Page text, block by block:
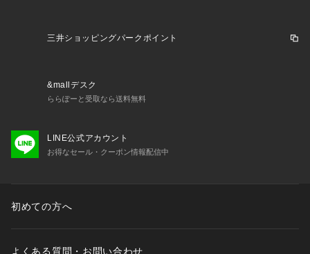
三井ショッピングパークポイント
&mallデスク
ららぽーと受取なら送料無料
LINE公式アカウント
お得なセール・クーポン情報配信中
初めての方へ
よくある質問・お問い合わせ